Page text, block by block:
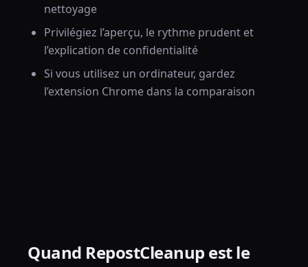
nettoyage
Privilégiez l’aperçu, le rythme prudent et
l’explication de confidentialité
Si vous utilisez un ordinateur, gardez
l’extension Chrome dans la comparaison
Quand RepostCleanup est le